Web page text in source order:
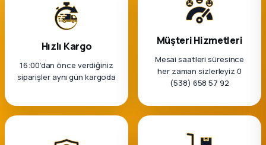
Hızlı Kargo
16:00’dan önce verdiğiniz
siparişler aynı gün kargoda
Müşteri Hizmetleri
Mesai saatleri süresince
her zaman sizlerleyiz 0
(538) 658 57 92